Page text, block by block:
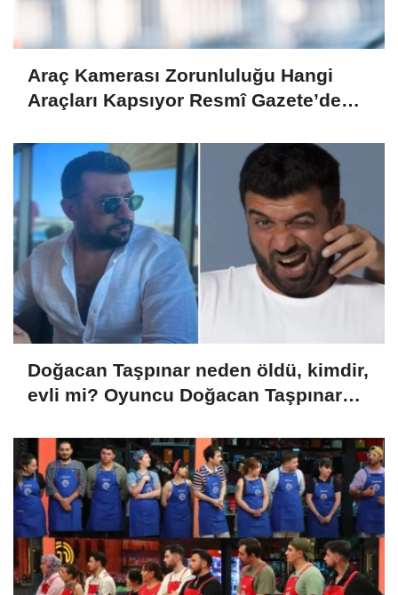
Araç Kamerası Zorunluluğu Hangi
Araçları Kapsıyor Resmî Gazete’de
Doğacan Taşpınar neden öldü, kimdir,
evli mi? Oyuncu Doğacan Taşpınar